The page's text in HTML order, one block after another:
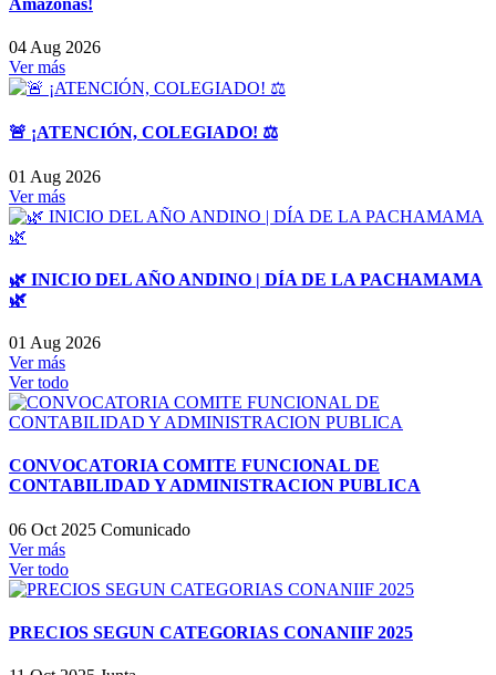
04 Aug 2026
Ver más
🚨 ¡ATENCIÓN, COLEGIADO! ⚖️
01 Aug 2026
Ver más
🌿 INICIO DEL AÑO ANDINO | DÍA DE LA PACHAMAMA
🌿
01 Aug 2026
Ver más
Ver todo
CONVOCATORIA COMITE FUNCIONAL DE
CONTABILIDAD Y ADMINISTRACION PUBLICA
06 Oct 2025 Comunicado
Ver más
Ver todo
PRECIOS SEGUN CATEGORIAS CONANIIF 2025